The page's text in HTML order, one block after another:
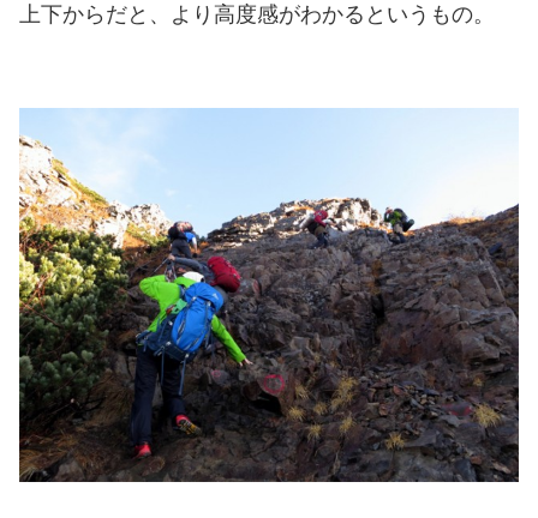
上下からだと、より高度感がわかるというもの。